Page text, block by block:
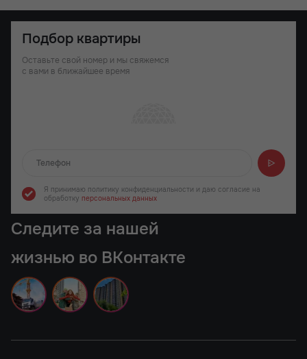
Подбор квартиры
Оставьте свой номер и мы свяжемся
с вами в ближайшее время
Я принимаю политику конфиденциальности и даю согласие на
обработку персональных данных
Следите за нашей
жизнью во ВКонтакте